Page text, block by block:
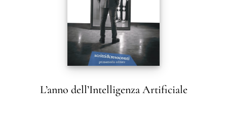
L’anno dell’Intelligenza Artificiale